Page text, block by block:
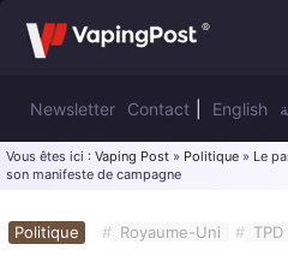
Newsletter Contact English
Vous êtes ici : Vaping Post » Politique » Le
son manifeste de campagne
Politique # Royaume-Uni # TPD